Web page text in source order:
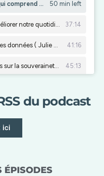
du podcast
ici
ÉPISODES